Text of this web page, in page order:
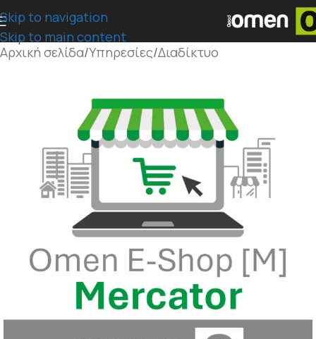
Skip to navigation
Skip to main content
Αρχική σελίδα/Υπηρεσίες/Διαδίκτυο